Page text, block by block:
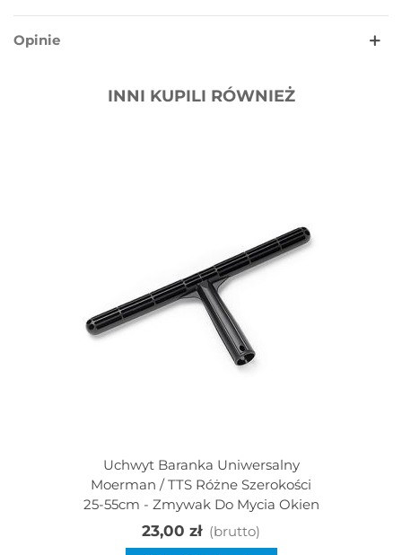
Opinie
INNI KUPILI RÓWNIEŻ
Uchwyt Baranka Uniwersalny
Moerman / TTS Różne Szerokości
25-55cm - Zmywak Do Mycia Okien
23,00 zł (brutto)